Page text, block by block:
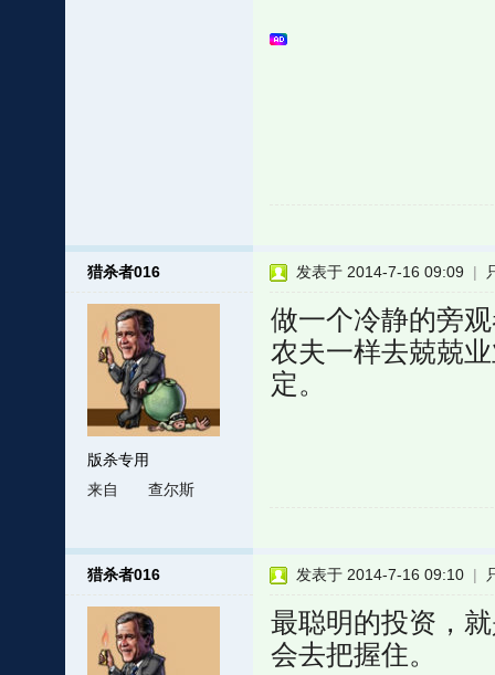
猎杀者016
版杀专用
来自
查尔斯
发表于 2014-7-16 09:09 |
做一个冷静的旁
农夫一样去兢兢
定。
猎杀者016 发表于 2014-7-16 09:10 |
最聪明的投资，
会去把握住。